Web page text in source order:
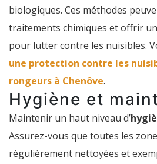
biologiques. Ces méthodes
traitements chimiques et offrir
pour lutter contre les nuisibles.
une protection contre les
rongeurs à Chenôve.
Hygiène et
Maintenir un haut niveau d’
Assurez-vous que toutes les
régulièrement nettoyées et